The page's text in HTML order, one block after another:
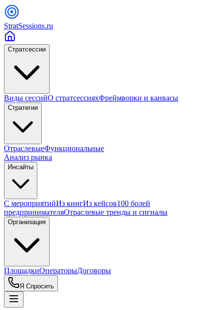
StratSessions.ru
Стратсессии
Виды сессийО стратсессияхФреймворки и канвасы
Стратегии
ОтраслевыеФункциональные
Анализ рынка
Инсайты
С мероприятийИз книгИз кейсов100 болей
предпринимателяОтраслевые тренды и сигналы
Организация
ПлощадкиОператорыДоговоры
Я Спросить